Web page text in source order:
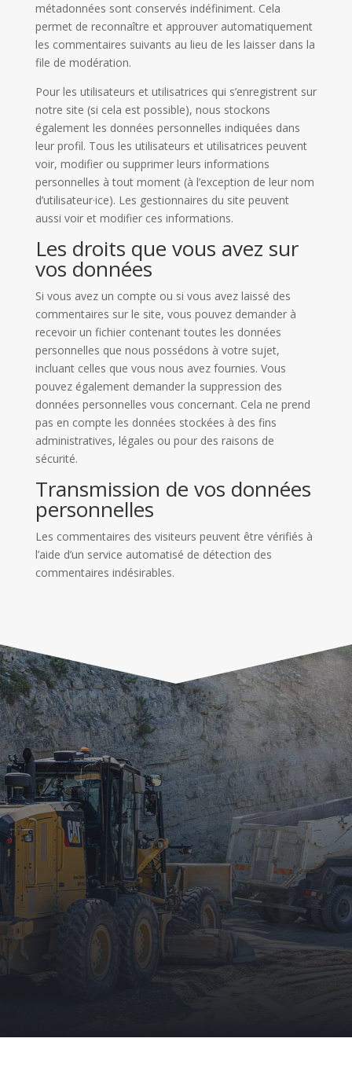
métadonnées sont conservés indéfiniment. Cela
permet de reconnaître et approuver automatiquement
les commentaires suivants au lieu de les laisser dans la
file de modération.
Pour les utilisateurs et utilisatrices qui s’enregistrent sur
notre site (si cela est possible), nous stockons
également les données personnelles indiquées dans
leur profil. Tous les utilisateurs et utilisatrices peuvent
voir, modifier ou supprimer leurs informations
personnelles à tout moment (à l’exception de leur nom
d’utilisateur·ice). Les gestionnaires du site peuvent
aussi voir et modifier ces informations.
Les droits que vous avez sur
vos données
Si vous avez un compte ou si vous avez laissé des
commentaires sur le site, vous pouvez demander à
recevoir un fichier contenant toutes les données
personnelles que nous possédons à votre sujet,
incluant celles que vous nous avez fournies. Vous
pouvez également demander la suppression des
données personnelles vous concernant. Cela ne prend
pas en compte les données stockées à des fins
administratives, légales ou pour des raisons de
sécurité.
Transmission de vos données
personnelles
Les commentaires des visiteurs peuvent être vérifiés à
l’aide d’un service automatisé de détection des
commentaires indésirables.